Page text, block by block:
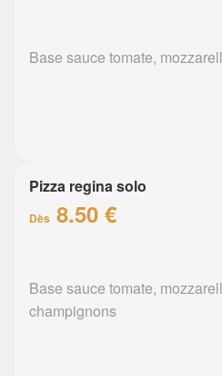
Base sauce tomate,
Pizza regina solo
Dès 8.50 €
Base sauce tomate,
champignons